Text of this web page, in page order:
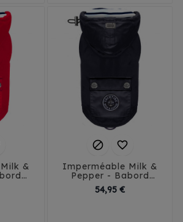
&
 
Imperméable Milk &
Pepper - Babord
Marine
54,95 €Prix